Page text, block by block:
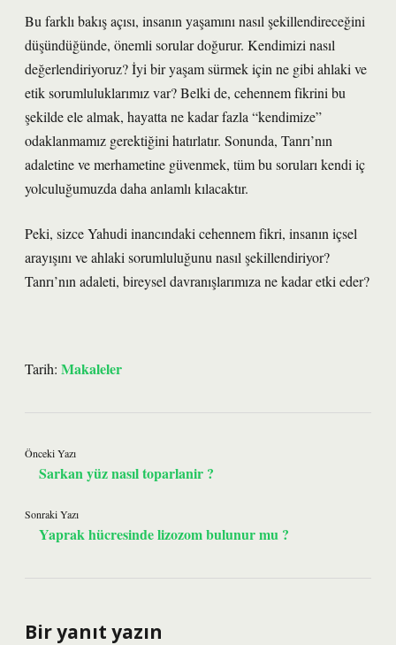
Bu farklı bakış açısı, insanın yaşamını nasıl şekillendireceğini
düşündüğünde, önemli sorular doğurur. Kendimizi nasıl
değerlendiriyoruz? İyi bir yaşam sürmek için ne gibi ahlaki ve
etik sorumluluklarımız var? Belki de, cehennem fikrini bu
şekilde ele almak, hayatta ne kadar fazla “kendimize”
odaklanmamız gerektiğini hatırlatır. Sonunda, Tanrı’nın
adaletine ve merhametine güvenmek, tüm bu soruları kendi iç
yolculuğumuzda daha anlamlı kılacaktır.
Peki, sizce Yahudi inancındaki cehennem fikri, insanın içsel
arayışını ve ahlaki sorumluluğunu nasıl şekillendiriyor?
Tanrı’nın adaleti, bireysel davranışlarımıza ne kadar etki eder?
Tarih: Makaleler
Önceki Yazı
Sarkan yüz nasıl toparlanir ?
Sonraki Yazı
Yaprak hücresinde lizozom bulunur mu ?
Bir yanıt yazın